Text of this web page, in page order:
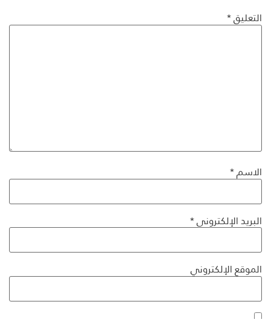
التعليق*
الاسم*
البريد الإلكتروني*
الموقع الإلكتروني